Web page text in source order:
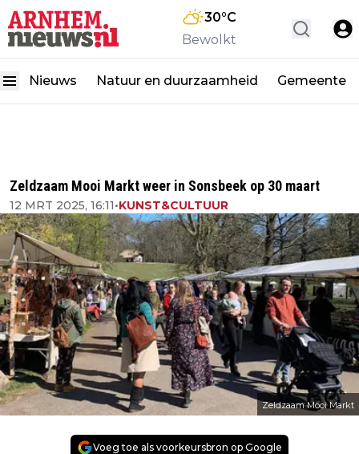
30°C
Bewolkt
Nieuws Natuur en duurzaamheid Gemeente
Zeldzaam Mooi Markt weer in Sonsbeek op 30 maart
12 MRT 2025, 16:11•KUNST&CULTUUR
Zeldzaam Mooi Markt
Voeg toe als voorkeursbron op Google